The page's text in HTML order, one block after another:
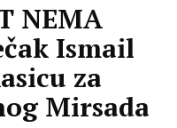
NEMA
Ismail
za
Mirsada